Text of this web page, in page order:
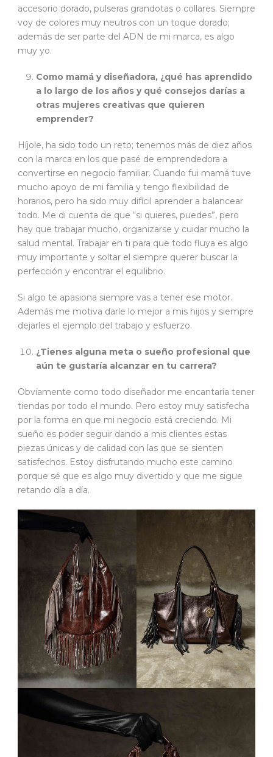
accesorio dorado, pulseras grandotas o collares. Siempre
voy de colores muy neutros con un toque dorado;
además de ser parte del ADN de mi marca, es algo
muy yo.
Como mamá y diseñadora, ¿qué has aprendido
a lo largo de los años y qué consejos darías a
otras mujeres creativas que quieren
emprender?
Híjole, ha sido todo un reto; tenemos más de diez años
con la marca en los que pasé de emprendedora a
convertirse en negocio familiar. Cuando fui mamá tuve
mucho apoyo de mi familia y tengo flexibilidad de
horarios, pero ha sido muy difícil aprender a balancear
todo. Me di cuenta de que “si quieres, puedes”, pero
hay que trabajar mucho, organizarse y cuidar mucho la
salud mental. Trabajar en ti para que todo fluya es algo
muy importante y soltar el siempre querer buscar la
perfección y encontrar el equilibrio.
Si algo te apasiona siempre vas a tener ese motor.
Además me motiva darle lo mejor a mis hijos y siempre
dejarles el ejemplo del trabajo y esfuerzo.
¿Tienes alguna meta o sueño profesional que
aún te gustaría alcanzar en tu carrera?
Obviamente como todo diseñador me encantaría tener
tiendas por todo el mundo. Pero estoy muy satisfecha
por la forma en que mi negocio está creciendo. Mi
sueño es poder seguir dando a mis clientes estas
piezas únicas y de calidad con las que se sienten
satisfechos. Estoy disfrutando mucho este camino
porque sé que es algo muy divertido y que me sigue
retando día a día.